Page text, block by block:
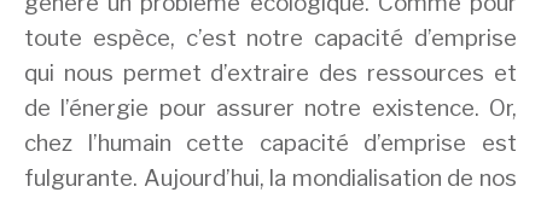
toute espèce, c’est notre capacité d’emprise
qui nous permet d’extraire des ressources et
de l’énergie pour assurer notre existence. Or,
chez l’humain cette capacité d’emprise est
fulgurante. Aujourd’hui, la mondialisation de nos